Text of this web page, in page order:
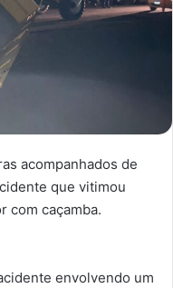
acompanhados de
que vitimou
com caçamba.
envolvendo um